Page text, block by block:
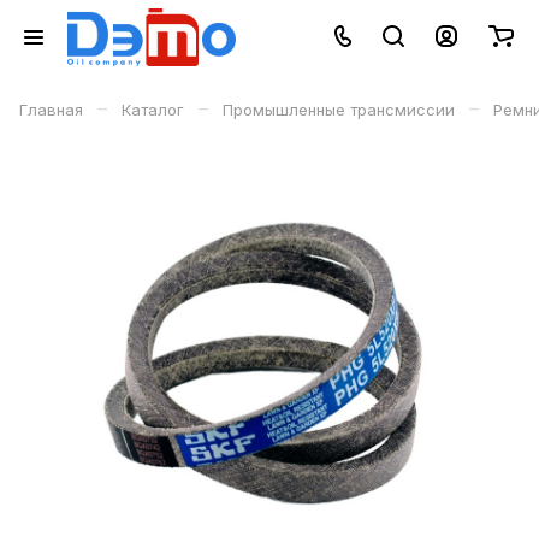
Главная – Каталог – Промышленные трансмиссии –